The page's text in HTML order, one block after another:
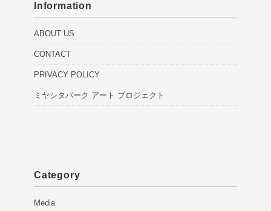
Information
ABOUT US
CONTACT
PRIVACY POLICY
ミヤシタパーク アート プロジェクト
Category
Media